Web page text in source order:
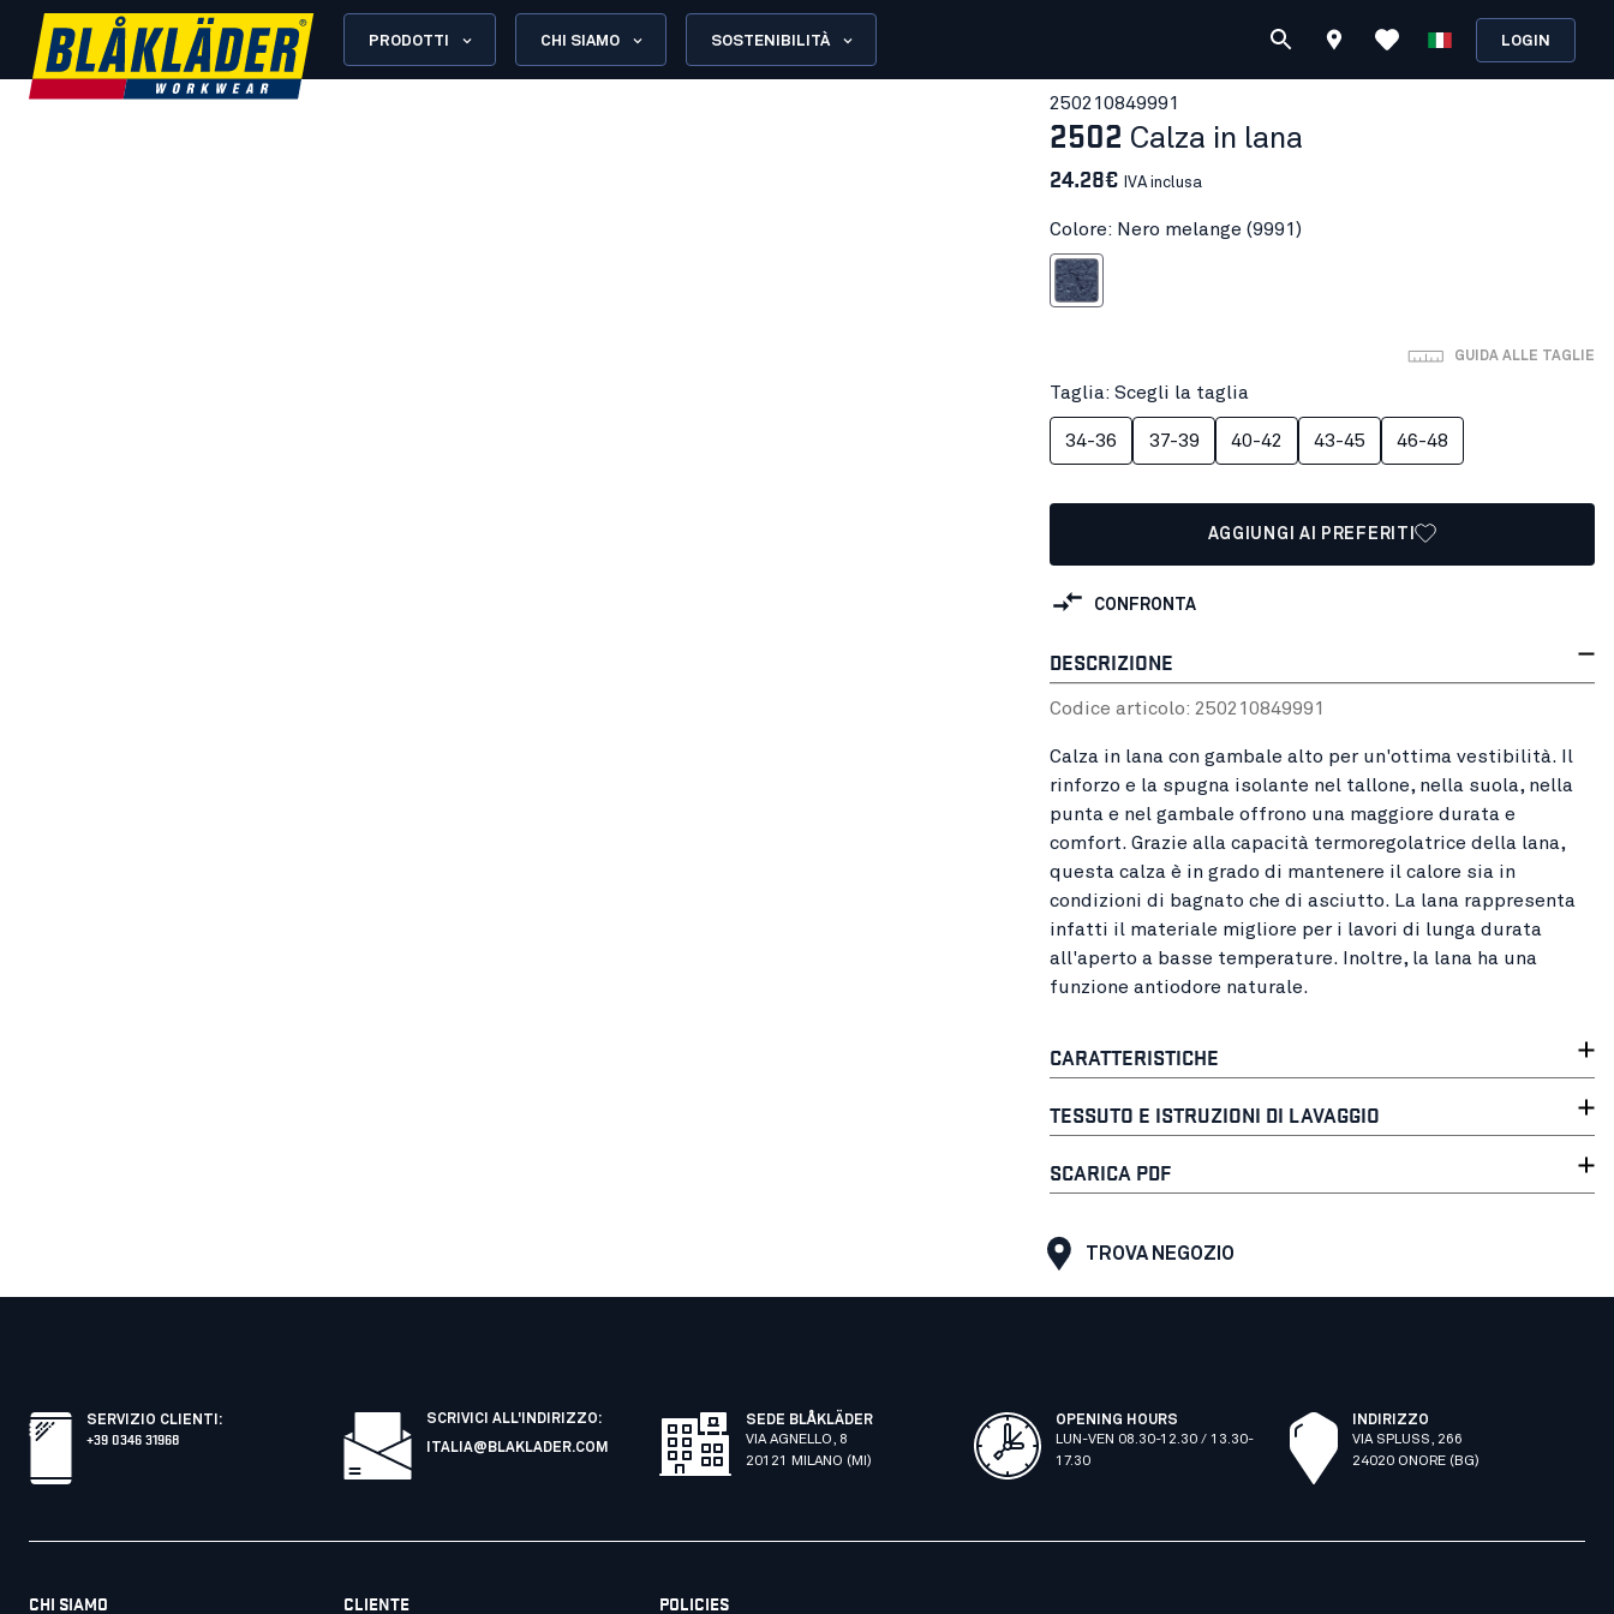
PRODOTTI CHI SIAMO SOSTENIBILITÀ LOGIN
250210849991
2502 Calza in lana
24.28€ IVA inclusa
Colore: Nero melange (9991)
Nero melange
GUIDA ALLE TAGLIE
Taglia: Scegli la taglia
34-36 37-39 40-42 43-45 46-48
AGGIUNGI AI PREFERITI
CONFRONTA
DESCRIZIONE
Codice articolo: 250210849991
Calza in lana con gambale alto per un'ottima vestibilità. Il
rinforzo e la spugna isolante nel tallone, nella suola, nella
punta e nel gambale offrono una maggiore durata e
comfort. Grazie alla capacità termoregolatrice della lana,
questa calza è in grado di mantenere il calore sia in
condizioni di bagnato che di asciutto. La lana rappresenta
infatti il materiale migliore per i lavori di lunga durata
all'aperto a basse temperature. Inoltre, la lana ha una
funzione antiodore naturale.
CARATTERISTICHE
TESSUTO E ISTRUZIONI DI LAVAGGIO
SCARICA PDF
TROVA NEGOZIO
SERVIZIO CLIENTI :
+39 0346 31968
SCRIVICI ALL'INDIRIZZO:
ITALIA@BLAKLADER.COM
SEDE BLÅKLÄDER
VIA AGNELLO, 8
20121 MILANO (MI)
OPENING HOURS
LUN-VEN 08.30-12.30 / 13.30-
17.30
INDIRIZZO
VIA SPLUSS, 266
24020 ONORE (BG)
CHI SIAMO CLIENTE POLICIES